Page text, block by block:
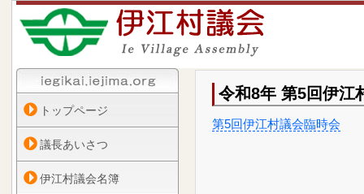
令和8年 第5回伊江
第5回伊江村議会臨時会
トップページ
議長あいさつ
伊江村議会名簿